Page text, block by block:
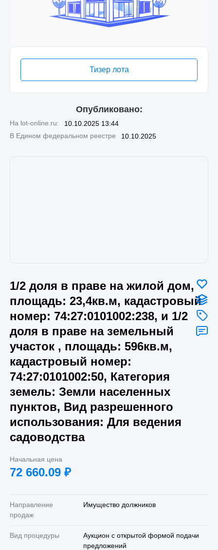
Тизер лота
Опубликовано:
На lot-online.ru:
10.10.2025 13:44
В Едином федеральном реестре
10.10.2025
1/2 доля в праве на жилой дом,
площадь: 23,4кв.м, кадастровый
номер: 74:27:0101002:238, и 1/2
доля в праве на земельный
участок , площадь: 596кв.м,
кадастровый номер:
74:27:0101002:50, Категория
земель: Земли населенных
пунктов, Вид разрешенного
использования: Для ведения
садоводства
Начальная цена
72 660.09 ₽
Направление
продаж
Имущество должников
Вид процедуры
Аукцион с открытой формой подачи
предложений